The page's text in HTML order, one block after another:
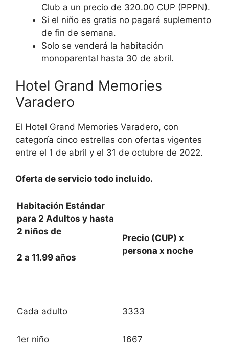
Club a un precio de 320.00 CUP (PPPN).
Si el niño es gratis no pagará suplemento
de fin de semana.
Solo se venderá la habitación
monoparental hasta 30 de abril.
Hotel Grand Memories
Varadero
El Hotel Grand Memories Varadero, con
categoría cinco estrellas con ofertas vigentes
entre el 1 de abril y el 31 de octubre de 2022.
Oferta de servicio todo incluido.
Habitación Estándar
para 2 Adultos y hasta
2 niños de
2 a 11.99 años
Precio (CUP) x
persona x noche
Cada adulto 3333
1er niño 1667